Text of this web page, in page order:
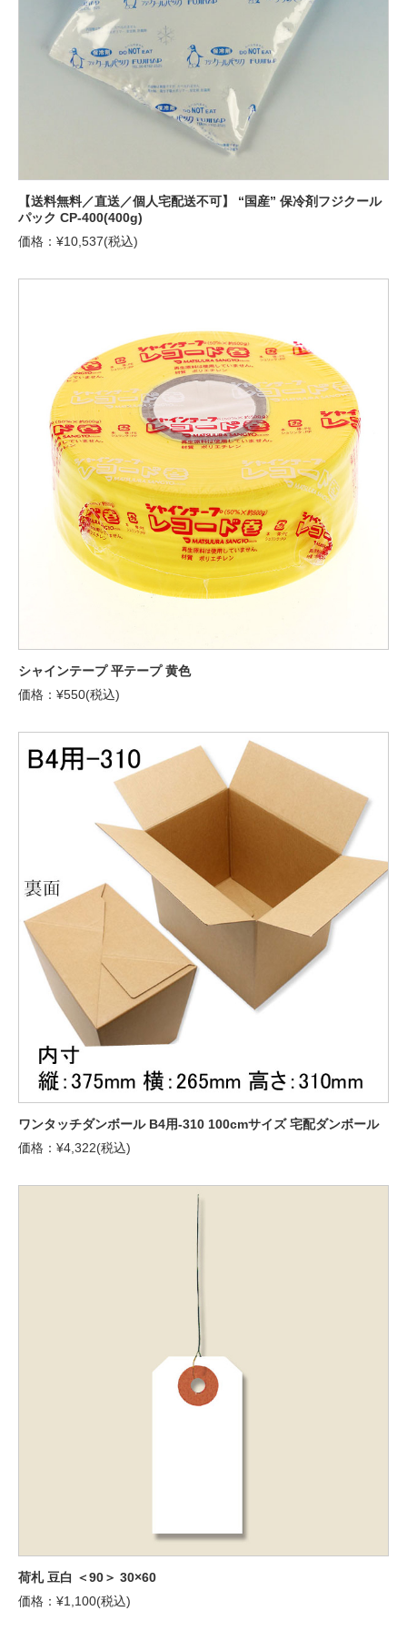
【送料無料／直送／個人宅配送不可】 “国産” 保冷剤フジクール
パック CP-400(400g)
価格：¥10,537(税込)
シャインテープ 平テープ 黄色
価格：¥550(税込)
ワンタッチダンボール B4用-310 100cmサイズ 宅配ダンボール
価格：¥4,322(税込)
荷札 豆白 ＜90＞ 30×60
価格：¥1,100(税込)